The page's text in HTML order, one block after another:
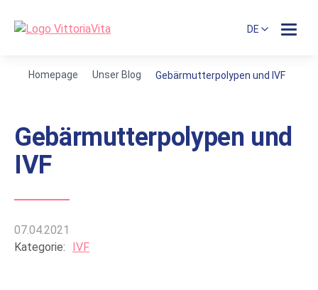
DE
Homepage Unser Blog Gebärmutterpolypen und IVF
Gebärmutterpolypen und
IVF
07.04.2021
Kategorie:
IVF